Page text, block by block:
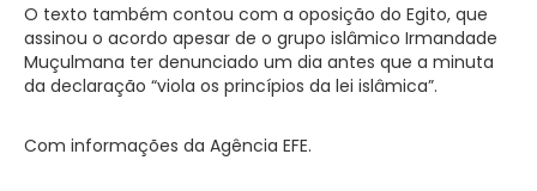
O texto também contou com a oposição do Egito, que
assinou o acordo apesar de o grupo islâmico Irmandade
Muçulmana ter denunciado um dia antes que a minuta
da declaração “viola os princípios da lei islâmica”.
Com informações da Agência EFE.